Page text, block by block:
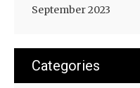
September 2023
Categories